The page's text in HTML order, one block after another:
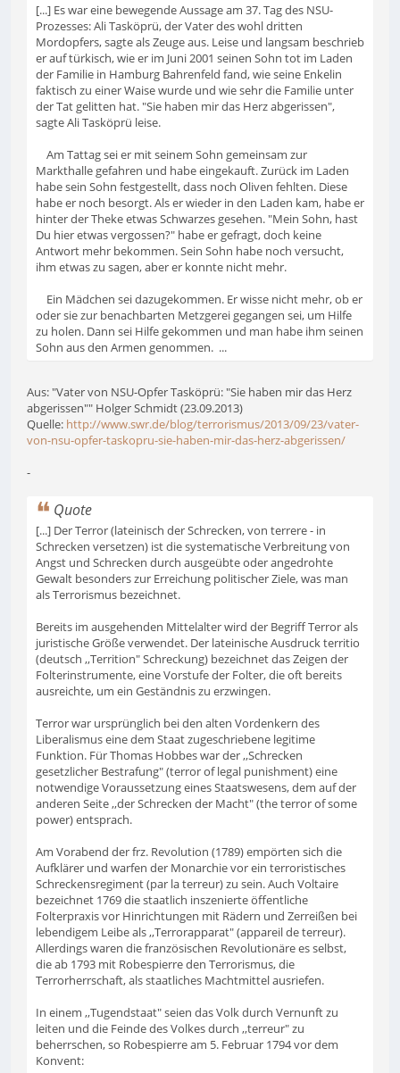
[...] Es war eine bewegende Aussage am 37. Tag des NSU-
Prozesses: Ali Tasköprü, der Vater des wohl dritten
Mordopfers, sagte als Zeuge aus. Leise und langsam beschrieb
er auf türkisch, wie er im Juni 2001 seinen Sohn tot im Laden
der Familie in Hamburg Bahrenfeld fand, wie seine Enkelin
faktisch zu einer Waise wurde und wie sehr die Familie unter
der Tat gelitten hat. "Sie haben mir das Herz abgerissen",
sagte Ali Tasköprü leise.
Am Tattag sei er mit seinem Sohn gemeinsam zur
Markthalle gefahren und habe eingekauft. Zurück im Laden
habe sein Sohn festgestellt, dass noch Oliven fehlten. Diese
habe er noch besorgt. Als er wieder in den Laden kam, habe er
hinter der Theke etwas Schwarzes gesehen. "Mein Sohn, hast
Du hier etwas vergossen?" habe er gefragt, doch keine
Antwort mehr bekommen. Sein Sohn habe noch versucht,
ihm etwas zu sagen, aber er konnte nicht mehr.
Ein Mädchen sei dazugekommen. Er wisse nicht mehr, ob er
oder sie zur benachbarten Metzgerei gegangen sei, um Hilfe
zu holen. Dann sei Hilfe gekommen und man habe ihm seinen
Sohn aus den Armen genommen. ...
Aus: "Vater von NSU-Opfer Tasköprü: "Sie haben mir das Herz
abgerissen"" Holger Schmidt (23.09.2013)
Quelle: http://www.swr.de/blog/terrorismus/2013/09/23/vater-
von-nsu-opfer-taskopru-sie-haben-mir-das-herz-abgerissen/
-
Quote
[...] Der Terror (lateinisch der Schrecken, von terrere - in
Schrecken versetzen) ist die systematische Verbreitung von
Angst und Schrecken durch ausgeübte oder angedrohte
Gewalt besonders zur Erreichung politischer Ziele, was man
als Terrorismus bezeichnet.
Bereits im ausgehenden Mittelalter wird der Begriff Terror als
juristische Größe verwendet. Der lateinische Ausdruck territio
(deutsch ,,Territion" Schreckung) bezeichnet das Zeigen der
Folterinstrumente, eine Vorstufe der Folter, die oft bereits
ausreichte, um ein Geständnis zu erzwingen.
Terror war ursprünglich bei den alten Vordenkern des
Liberalismus eine dem Staat zugeschriebene legitime
Funktion. Für Thomas Hobbes war der ,,Schrecken
gesetzlicher Bestrafung" (terror of legal punishment) eine
notwendige Voraussetzung eines Staatswesens, dem auf der
anderen Seite ,,der Schrecken der Macht" (the terror of some
power) entsprach.
Am Vorabend der frz. Revolution (1789) empörten sich die
Aufklärer und warfen der Monarchie vor ein terroristisches
Schreckensregiment (par la terreur) zu sein. Auch Voltaire
bezeichnet 1769 die staatlich inszenierte öffentliche
Folterpraxis vor Hinrichtungen mit Rädern und Zerreißen bei
lebendigem Leibe als ,,Terrorapparat" (appareil de terreur).
Allerdings waren die französischen Revolutionäre es selbst,
die ab 1793 mit Robespierre den Terrorismus, die
Terrorherrschaft, als staatliches Machtmittel ausriefen.
In einem ,,Tugendstaat" seien das Volk durch Vernunft zu
leiten und die Feinde des Volkes durch ,,terreur" zu
beherrschen, so Robespierre am 5. Februar 1794 vor dem
Konvent: